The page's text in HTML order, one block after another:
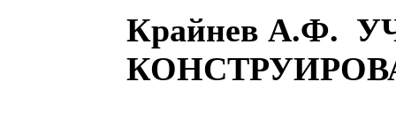
Крайнев А.Ф.